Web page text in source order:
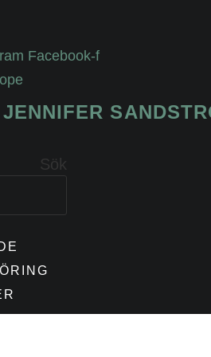
Facebook-f
JENNIFER
Sök